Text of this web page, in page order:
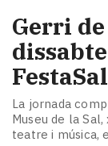
Enquestes
A
escena!
Dis
la
teva!
Subscriptors
Gerri
FestaSal
La jornada
Museu de la
teatre i música,